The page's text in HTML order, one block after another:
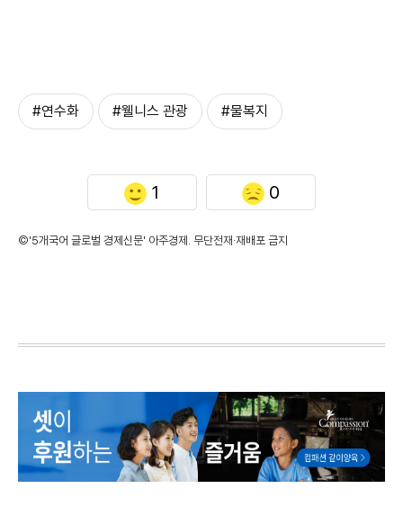
#연수화 #웰니스 관광 #물복지
1 0
©'5개국어 글로벌 경제신문' 아주경제. 무단전재·재배포 금지